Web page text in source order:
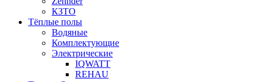
КЗТО
Тёплые полы
Водяные
Комплектующие
Электрические
IQWATT
REHAU